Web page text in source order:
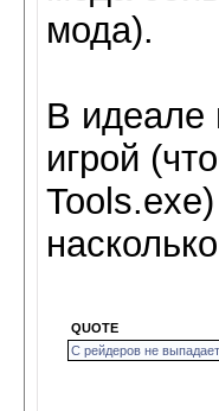
мода).
В идеале
игрой
QUOTE
С рейдеров не